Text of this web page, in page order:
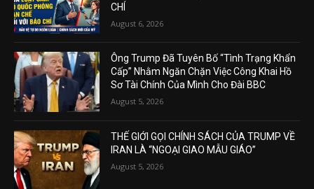
CHÍ
August 6, 2026
Ông Trump Đã Tuyên Bố “Tình Trạng Khẩn
Cấp” Nhằm Ngăn Chặn Việc Công Khai Hồ
Sơ Tài Chính Của Mình Cho Đài BBC
August 5, 2026
THẾ GIỚI GỌI CHÍNH SÁCH CỦA TRUMP VỀ
IRAN LÀ “NGOẠI GIAO MẪU GIÁO”
August 5, 2026